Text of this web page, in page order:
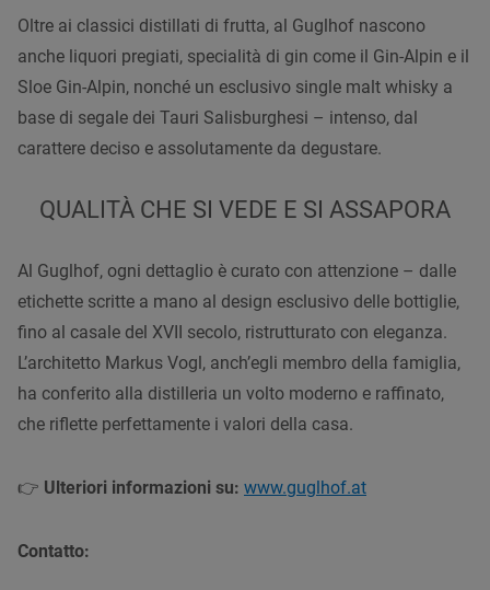
Oltre ai classici distillati di frutta, al Guglhof nascono
anche liquori pregiati, specialità di gin come il Gin-Alpin e il
Sloe Gin-Alpin, nonché un esclusivo single malt whisky a
base di segale dei Tauri Salisburghesi – intenso, dal
carattere deciso e assolutamente da degustare.
QUALITÀ CHE SI VEDE E SI ASSAPORA
Al Guglhof, ogni dettaglio è curato con attenzione – dalle
etichette scritte a mano al design esclusivo delle bottiglie,
fino al casale del XVII secolo, ristrutturato con eleganza.
L’architetto Markus Vogl, anch’egli membro della famiglia,
ha conferito alla distilleria un volto moderno e raffinato,
che riflette perfettamente i valori della casa.
👉 Ulteriori informazioni su: www.guglhof.at
Contatto: